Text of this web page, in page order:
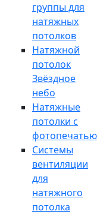
группы для
натяжных
потолков
Натяжной
потолок
Звёздное
небо
Натяжные
потолки с
фотопечатью
Системы
вентиляции
для
натяжного
потолка